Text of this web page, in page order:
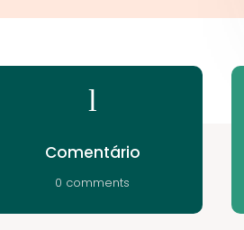
l
Comentário
0 comments